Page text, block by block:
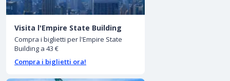
Visita l'Empire State Building
Compra i biglietti per l'Empire State
Building a 43 €
Compra i biglietti ora!